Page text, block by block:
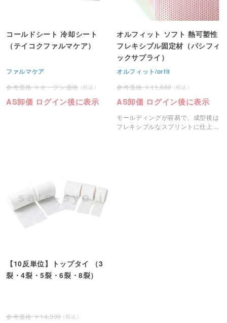
コールドシート 冷却シート
（テイコクファルマケア）
ファルマケア
オープン価格
AS卸価 ログイン後に表示
オルフィット ソフト 熱可塑性
フレキシブル固定材（パシフィ
ックサプライ）
オルフィット/orfit
11,660
AS卸価 ログイン後に表示
モールディングが容易で、成型後は
フレキシブルなスプリントに仕上が
【10反単位】トップタイ （3
裂・4裂・5裂・6裂・8裂）
14,300